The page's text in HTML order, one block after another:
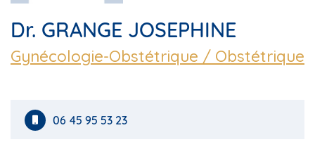
Dr. GRANGE JOSEPHINE
Gynécologie-Obstétrique / Obstétrique
06 45 95 53 23